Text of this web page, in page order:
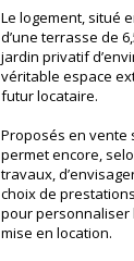
Le logement, situé
d’une terrasse de
jardin privatif
véritable espace
futur locataire.
Proposés en vente
permet encore,
travaux,
choix de
pour personnaliser
mise en location.